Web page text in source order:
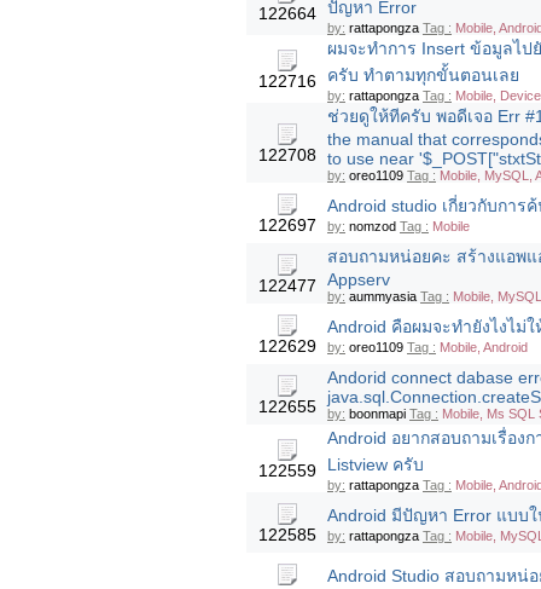
122664 ปัญหา Error
by: rattapongza Tag : Mobile,
122716
ผมจะทำการ Insert ข้อมูลไ
ครับ ทำตามทุกขั้นตอนเลย
by: rattapongza Tag : Mobile,
122708
ช่วยดูให้ทีครับ พอดีเจอ Err
the manual that
to use near
by: oreo1109 Tag : Mobile, MySQL,
122697
Android studio เกี่ยวกับกา
by: nomzod Tag : Mobile
122477
สอบถามหน่อยคะ สร้างแอพ
Appserv
by: aummyasia Tag : Mobile,
122629
Android คือผมจะทำยังไงไม่
by: oreo1109 Tag : Mobile, Android
122655
Andorid connect dabase
by: boonmapi Tag : Mobile, Ms SQL
122559
Android อยากสอบถามเรื่อง
Listview ครับ
by: rattapongza Tag : Mobile,
122585
Android มีปัญหา Error แบบใ
by: rattapongza Tag : Mobile,
Android Studio สอบถามหน่